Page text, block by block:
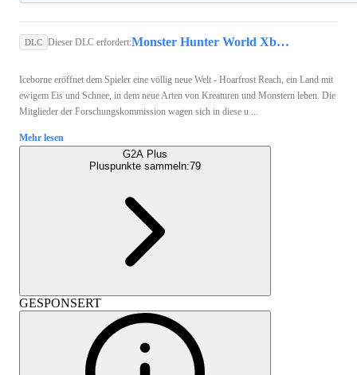
DLC Dieser DLC erfordert: Monster Hunter World Xbox Live Key Xbox One EUROPE
Iceborne eröffnet dem Spieler eine völlig neue Welt - Hoarfrost Reach, ein Land mit
ewigem Eis und Schnee, in dem neue Arten von Kreaturen und Monstern leben. Die
Mitglieder der Forschungskommission wagen sich in diese u ...
Mehr lesen
G2A Plus
Pluspunkte sammeln:79
GESPONSERT